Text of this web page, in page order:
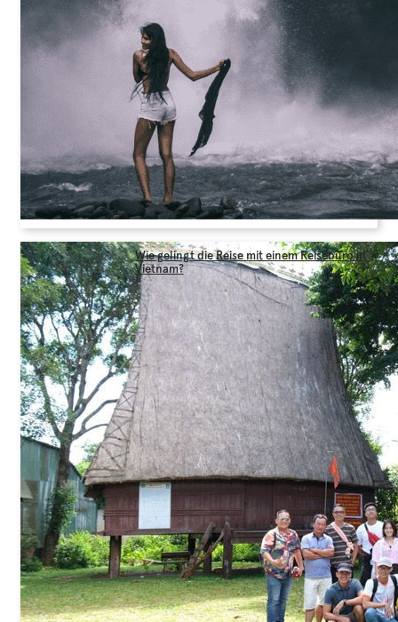
Wie gelingt die Reise mit einem Reisebüro in
Vietnam?